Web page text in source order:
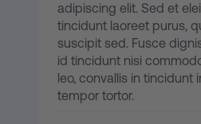
adipiscing elit. Sed et
tincidunt laoreet purus,
suscipit sed. Fusce
id tincidunt nisi
leo, convallis in tincidunt
tempor tortor.